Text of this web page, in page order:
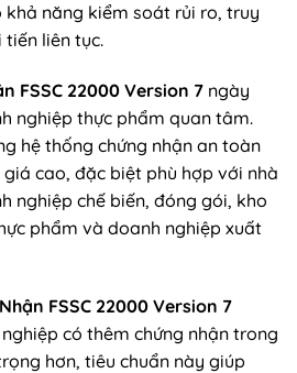
năng kiểm soát rủi ro, truy
liên tục.
FSSC 22000 Version 7 ngày
nghiệp thực phẩm quan tâm.
hệ thống chứng nhận an toàn
cao, đặc biệt phù hợp với nhà
nghiệp chế biến, đóng gói, kho
phẩm và doanh nghiệp xuất
FSSC 22000 Version 7
có thêm chứng nhận trong
hơn, tiêu chuẩn này giúp